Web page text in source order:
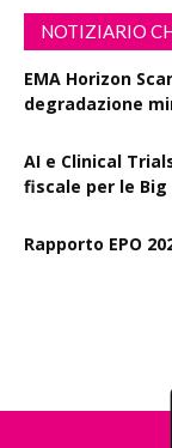
NOTIZIARIO
EMA Horizon
degradazione
AI e Clinical
fiscale per le Big
Rapporto EPO